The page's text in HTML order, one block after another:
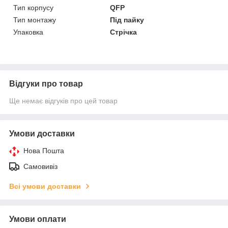
Тип корпусу
QFP
Тип монтажу
Під пайку
Упаковка
Стрічка
Відгуки про товар
Ще немає відгуків про цей товар
Умови доставки
Нова Пошта
Самовивіз
Всі умови доставки
Умови оплати